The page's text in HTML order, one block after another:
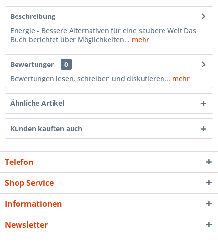
Beschreibung
Energie - Bessere Alternativen für eine saubere Welt Das
Buch berichtet über Möglichkeiten... mehr
Bewertungen
0
Bewertungen lesen, schreiben und diskutieren... mehr
Ähnliche Artikel
Kunden kauften auch
Telefon
Shop Service
Informationen
Newsletter